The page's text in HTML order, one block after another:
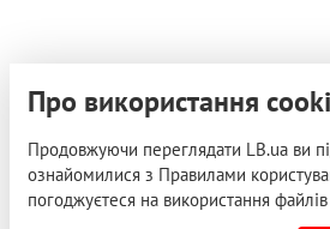
Про використання
Продовжуючи переглядати LB.ua ви
ознайомилися з Правилами
погоджуєтеся на використання